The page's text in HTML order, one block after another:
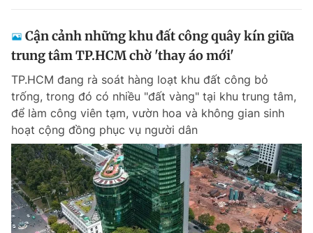
Cận cảnh những khu đất công quây kín giữa
trung tâm TP.HCM chờ 'thay áo mới'
TP.HCM đang rà soát hàng loạt khu đất công bỏ
trống, trong đó có nhiều "đất vàng" tại khu trung tâm,
để làm công viên tạm, vườn hoa và không gian sinh
hoạt cộng đồng phục vụ người dân